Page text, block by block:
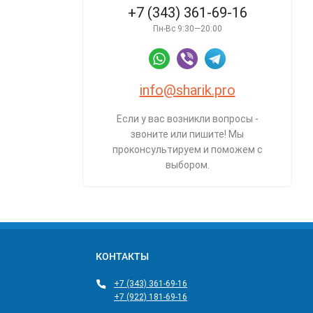
+7 (343) 361-69-16
Пн-Вс 9:30—20:00
info@sharik.pro
Если у вас возникли вопросы -
звоните или пишите! Мы
проконсультируем и поможем с
выбором.
КОНТАКТЫ
+7 (343) 361-69-16
+7 (922) 181-69-16